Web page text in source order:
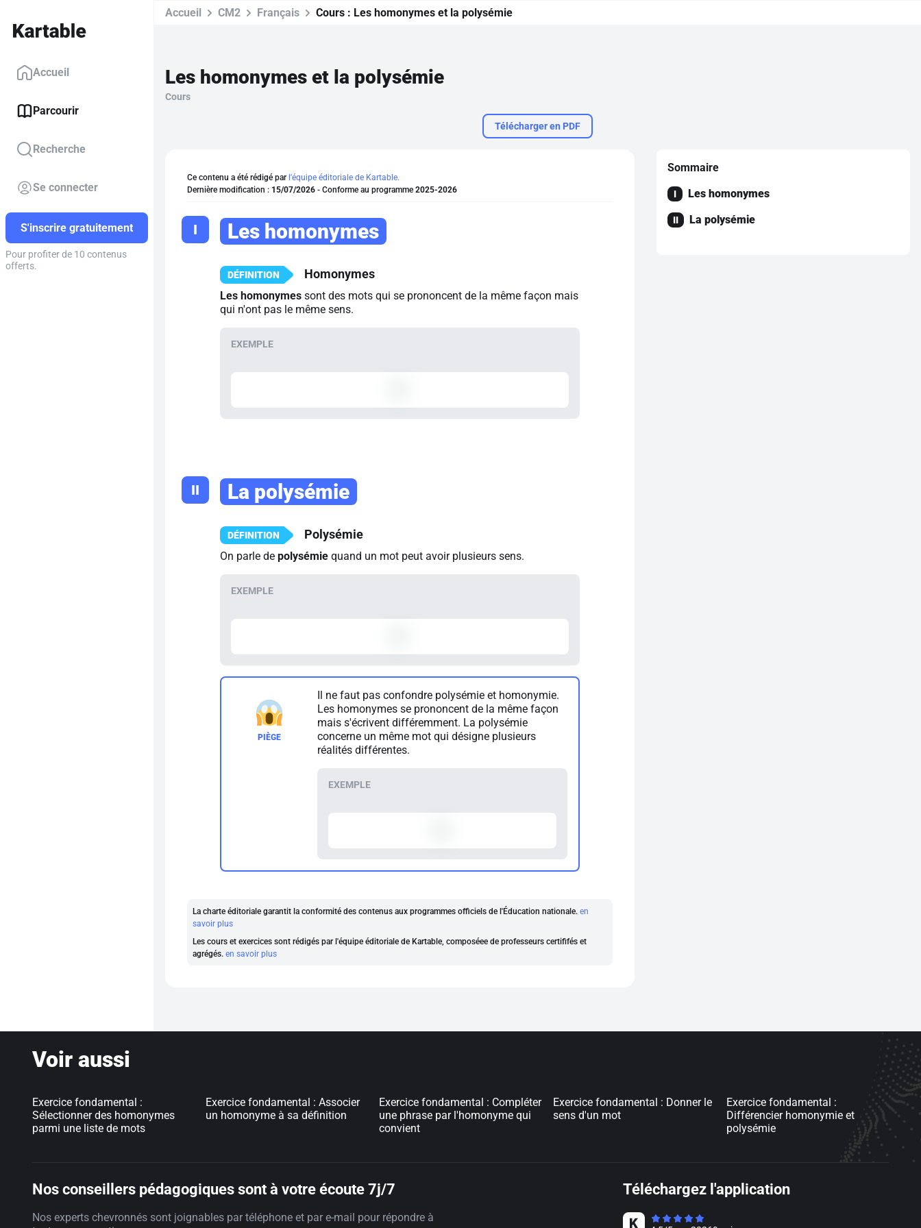
Accueil
Parcourir
Recherche
Se connecter
S'inscrire gratuitement
Pour profiter de 10 contenus
offerts.
Accueil CM2 Français Cours : Les homonymes et la polysémie
Les homonymes et la polysémie
Cours
Télécharger en PDF
Sommaire
I Les homonymes
II La polysémie
Ce contenu a été rédigé par l'équipe éditoriale de Kartable.
Dernière modification : 15/07/2026 - Conforme au programme 2025-2026
I Les homonymes
Homonymes
Les homonymes sont des mots qui se prononcent de la même façon mais
qui n'ont pas le même sens.
II La polysémie
Polysémie
On parle de polysémie quand un mot peut avoir plusieurs sens.
Il ne faut pas confondre polysémie et homonymie.
Les homonymes se prononcent de la même façon
mais s'écrivent différemment. La polysémie
concerne un même mot qui désigne plusieurs
réalités différentes.
La charte éditoriale garantit la conformité des contenus aux programmes officiels de l'Éducation nationale. en
savoir plus
Les cours et exercices sont rédigés par l'équipe éditoriale de Kartable, composéee de professeurs certififés et
agrégés. en savoir plus
Voir aussi
Exercice fondamental :
Sélectionner des homonymes
parmi une liste de mots
Exercice fondamental : Associer
un homonyme à sa définition
Exercice fondamental : Compléter
une phrase par l'homonyme qui
convient
Exercice fondamental : Donner le
sens d'un mot
Exercice fondamental :
Différencier homonymie et
polysémie
Nos conseillers pédagogiques sont à votre écoute 7j/7
Nos experts chevronnés sont joignables par téléphone et par e-mail pour répondre à
Téléchargez l'application